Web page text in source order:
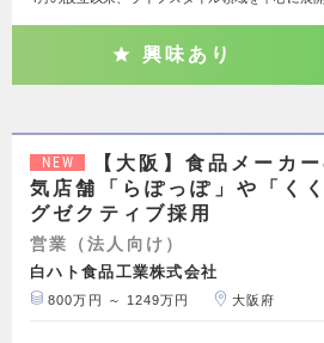
興味あり
NEW
【大阪】食品メーカ
気店舗「らぽっぽ」や「く
グゼクティブ採用
営業（法人向け）
白ハト食品工業株式会社
800万円 ～ 1249万円 大阪府